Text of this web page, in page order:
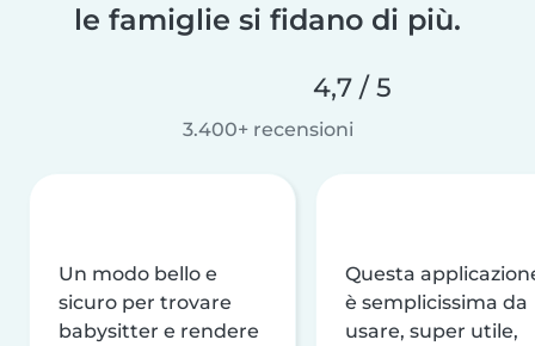
le famiglie si fidano di più.
4,7 / 5
3.400+ recensioni
Un modo bello e
sicuro per trovare
babysitter e rendere
Questa
è semplicissima da
usare, super utile,